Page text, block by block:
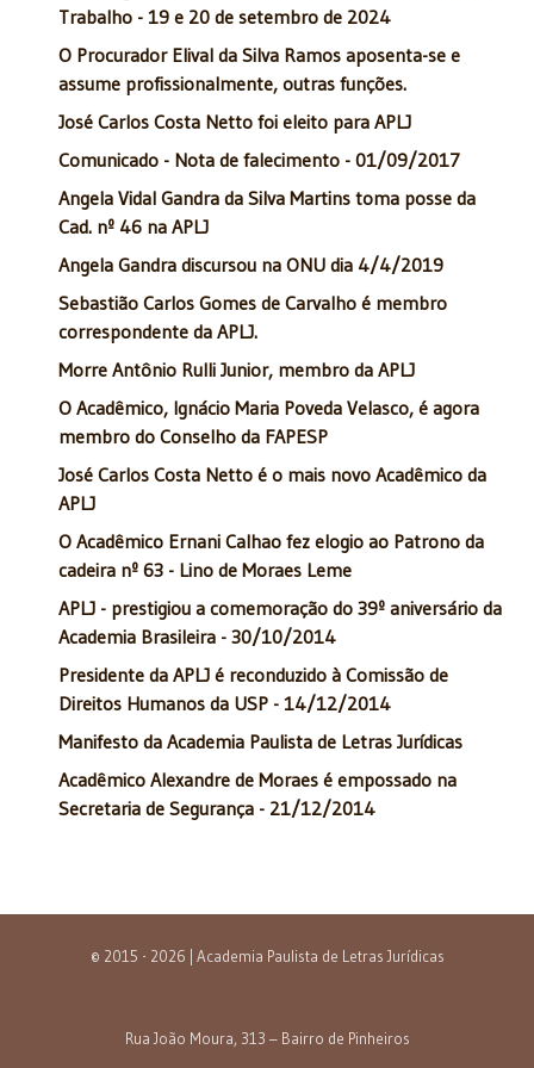
Trabalho - 19 e 20 de setembro de 2024
O Procurador Elival da Silva Ramos aposenta-se e
assume profissionalmente, outras funções.
José Carlos Costa Netto foi eleito para APLJ
Comunicado - Nota de falecimento - 01/09/2017
Angela Vidal Gandra da Silva Martins toma posse da
Cad. nº 46 na APLJ
Angela Gandra discursou na ONU dia 4/4/2019
Sebastião Carlos Gomes de Carvalho é membro
correspondente da APLJ.
Morre Antônio Rulli Junior, membro da APLJ
O Acadêmico, Ignácio Maria Poveda Velasco, é agora
membro do Conselho da FAPESP
José Carlos Costa Netto é o mais novo Acadêmico da
APLJ
O Acadêmico Ernani Calhao fez elogio ao Patrono da
cadeira nº 63 - Lino de Moraes Leme
APLJ - prestigiou a comemoração do 39º aniversário da
Academia Brasileira - 30/10/2014
Presidente da APLJ é reconduzido à Comissão de
Direitos Humanos da USP - 14/12/2014
Manifesto da Academia Paulista de Letras Jurídicas
Acadêmico Alexandre de Moraes é empossado na
Secretaria de Segurança - 21/12/2014
© 2015 - 2026 | Academia Paulista de Letras Jurídicas
Rua João Moura, 313 – Bairro de Pinheiros